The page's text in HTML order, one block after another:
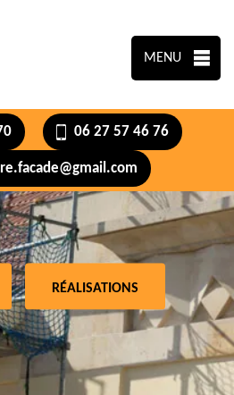
MENU
06 27 57 46 76
RÉALISATIONS